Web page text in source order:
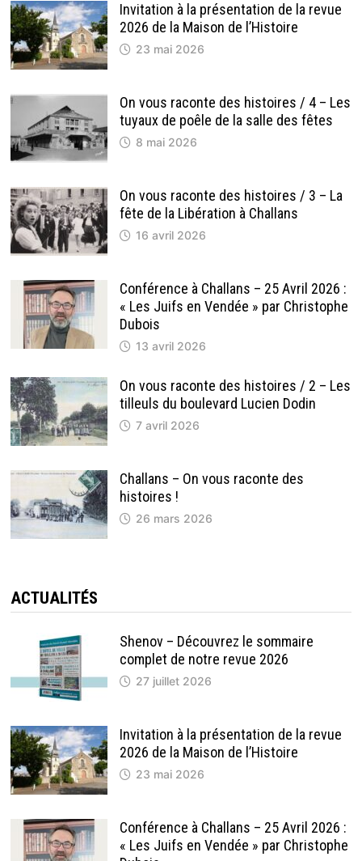
Invitation à la présentation de la revue
2026 de la Maison de l’Histoire
23 mai 2026
On vous raconte des histoires / 4 – Les
tuyaux de poêle de la salle des fêtes
8 mai 2026
On vous raconte des histoires / 3 – La
fête de la Libération à Challans
16 avril 2026
Conférence à Challans – 25 Avril 2026 :
« Les Juifs en Vendée » par Christophe
Dubois
13 avril 2026
On vous raconte des histoires / 2 – Les
tilleuls du boulevard Lucien Dodin
7 avril 2026
Challans – On vous raconte des
histoires !
26 mars 2026
ACTUALITÉS
Shenov – Découvrez le sommaire
complet de notre revue 2026
27 juillet 2026
Invitation à la présentation de la revue
2026 de la Maison de l’Histoire
23 mai 2026
Conférence à Challans – 25 Avril 2026 :
« Les Juifs en Vendée » par Christophe